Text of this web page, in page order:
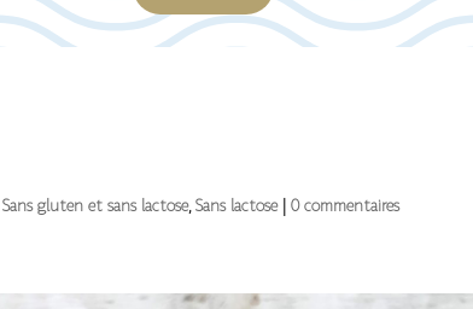
Sans gluten et sans lactose, Sans lactose|0 commentaires